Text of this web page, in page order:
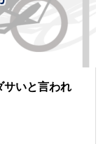
サいと言われ